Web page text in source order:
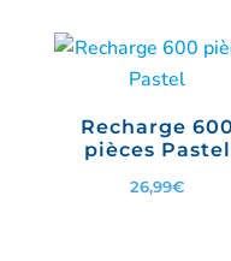
Recharge 600
pièces Pastel
26,99€